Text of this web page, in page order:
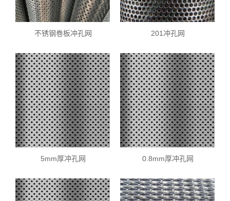
不锈钢卷板冲孔网 201冲孔网
5mm厚冲孔网 0.8mm厚冲孔网